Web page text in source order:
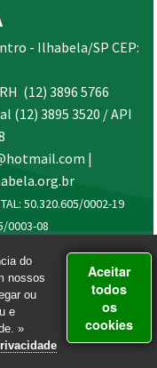
- Ilhabela/SP CEP:
(12) 3896 5766
(12) 3895 3520 / API
|
50.320.605/0002-19
0003-08
do
nossos
ou
e
»
Aceitar
todos
os
cookies